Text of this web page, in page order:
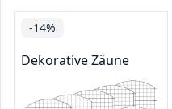
-14%
Dekorative Zäune